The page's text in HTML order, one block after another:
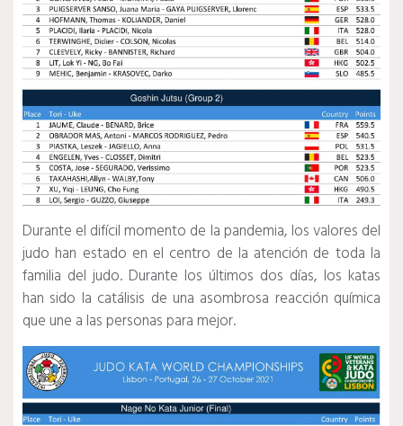
Durante el difícil momento de la pandemia, los valores del
judo han estado en el centro de la atención de toda la
familia del judo. Durante los últimos dos días, los katas
han sido la catálisis de una asombrosa reacción química
que une a las personas para mejor.